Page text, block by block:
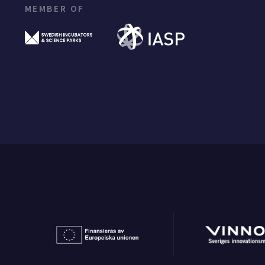
MEMBER OF